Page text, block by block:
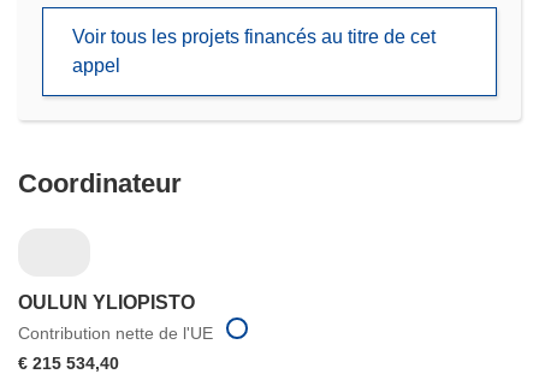
nouvelle
fenêtre)
Voir tous les projets financés au titre de cet
appel
Coordinateur
OULUN YLIOPISTO
Contribution nette de l'UE
€ 215 534,40